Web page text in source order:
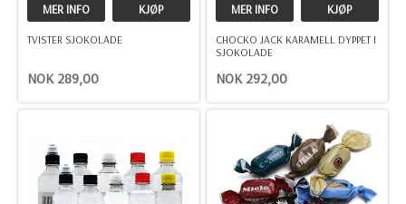
MER INFO KJØP
TVISTER SJOKOLADE
NOK 289,00
MER INFO KJØP
CHOCKO JACK KARAMELL DYPPET I
SJOKOLADE
NOK 292,00